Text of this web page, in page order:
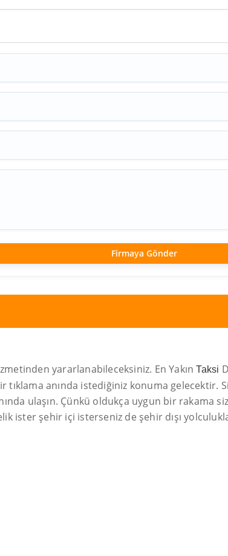
yararlanabileceksiniz. En YakınTaksi
anında istediğiniz konuma gelecektir.
ulaşın. Çünkü oldukça uygun bir rakama
şehir içi isterseniz de şehir dışı